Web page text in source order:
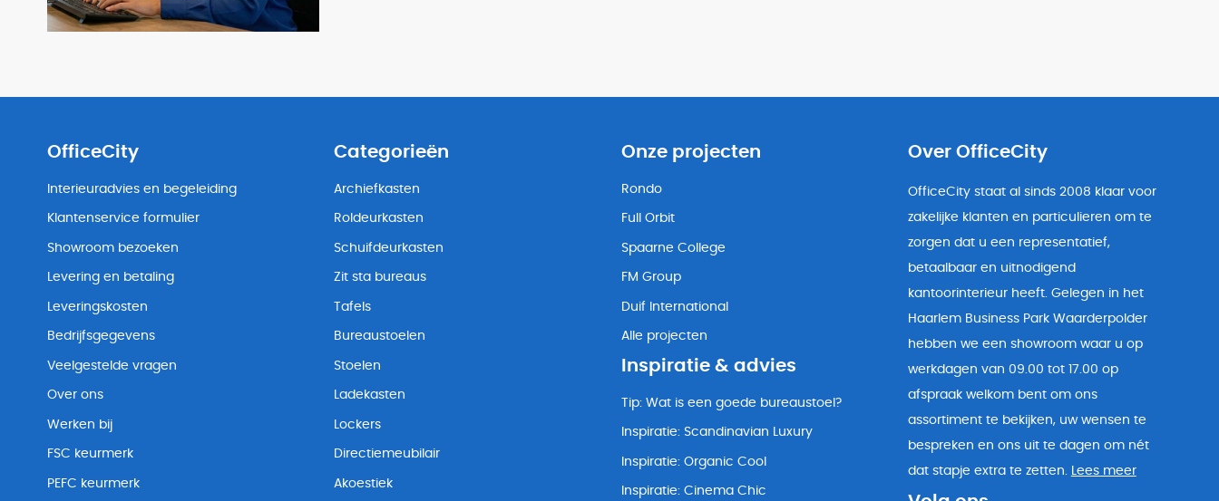
OfficeCity
Interieuradvies en begeleiding
Klantenservice formulier
Showroom bezoeken
Levering en betaling
Leveringskosten
Bedrijfsgegevens
Veelgestelde vragen
Over ons
Werken bij
FSC keurmerk
PEFC keurmerk
Categorieën
Archiefkasten
Roldeurkasten
Schuifdeurkasten
Zit sta bureaus
Tafels
Bureaustoelen
Stoelen
Ladekasten
Lockers
Directiemeubilair
Akoestiek
Onze projecten
Rondo
Full Orbit
Spaarne College
FM Group
Duif International
Alle projecten
Inspiratie & advies
Tip: Wat is een goede bureaustoel?
Inspiratie: Scandinavian Luxury
Inspiratie: Organic Cool
Inspiratie: Cinema Chic
Over OfficeCity
OfficeCity staat al sinds 2008 klaar voor
zakelijke klanten en particulieren om te
zorgen dat u een representatief,
betaalbaar en uitnodigend
kantoorinterieur heeft. Gelegen in het
Haarlem Business Park Waarderpolder
hebben we een showroom waar u op
werkdagen van 09.00 tot 17.00 op
afspraak welkom bent om ons
assortiment te bekijken, uw wensen te
bespreken en ons uit te dagen om nét
dat stapje extra te zetten.
Lees meer